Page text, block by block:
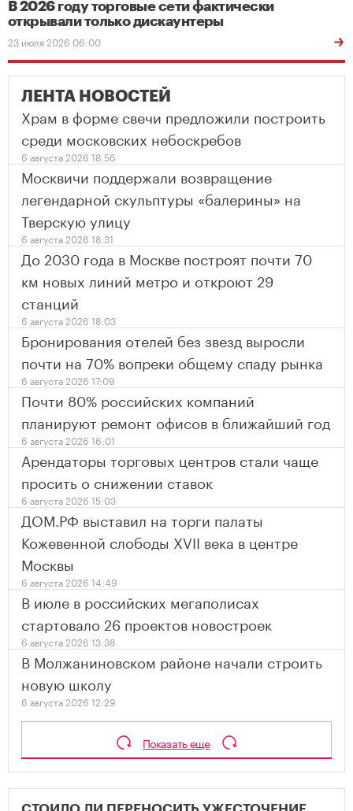
В 2026 году торговые сети фактически
открывали только дискаунтеры
23 июля 2026 06:00
ЛЕНТА НОВОСТЕЙ
Храм в форме свечи предложили построить
среди московских небоскребов
6 августа 2026 18:56
Москвичи поддержали возвращение
легендарной скульптуры «балерины» на
Тверскую улицу
6 августа 2026 18:31
До 2030 года в Москве построят почти 70
км новых линий метро и откроют 29
станций
6 августа 2026 18:03
Бронирования отелей без звезд выросли
почти на 70% вопреки общему спаду рынка
6 августа 2026 17:09
Почти 80% российских компаний
планируют ремонт офисов в ближайший год
6 августа 2026 16:01
Арендаторы торговых центров стали чаще
просить о снижении ставок
6 августа 2026 15:03
ДОМ.РФ выставил на торги палаты
Кожевенной слободы XVII века в центре
Москвы
6 августа 2026 14:49
В июле в российских мегаполисах
стартовало 26 проектов новостроек
6 августа 2026 13:38
В Молжаниновском районе начали строить
новую школу
6 августа 2026 12:29
Показать еще